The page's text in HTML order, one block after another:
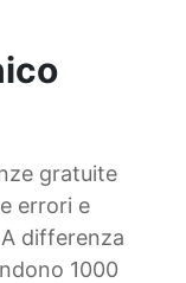
gratuite
errori e
differenza
1000